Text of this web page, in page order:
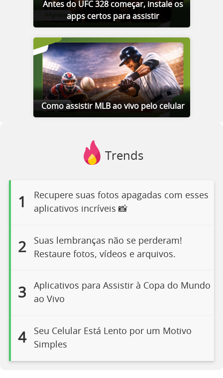
Antes do UFC 328 começar, instale os
apps certos para assistir
Como assistir MLB ao vivo pelo celular
Trends
1
Recupere suas fotos apagadas com esses
aplicativos incríveis 📸
2
Suas lembranças não se perderam!
Restaure fotos, vídeos e arquivos.
3
Aplicativos para Assistir à Copa do Mundo
ao Vivo
4
Seu Celular Está Lento por um Motivo
Simples